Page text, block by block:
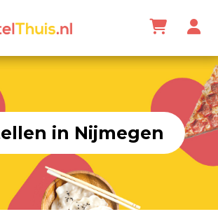
in Nijmegen